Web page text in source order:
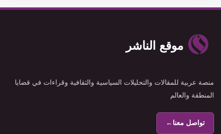
موقع الناشر
منصة عربية للمقالات والتحليلات السياسية والثقافية وقراءات في قضايا
المنطقة والعالم
تواصل معنا←